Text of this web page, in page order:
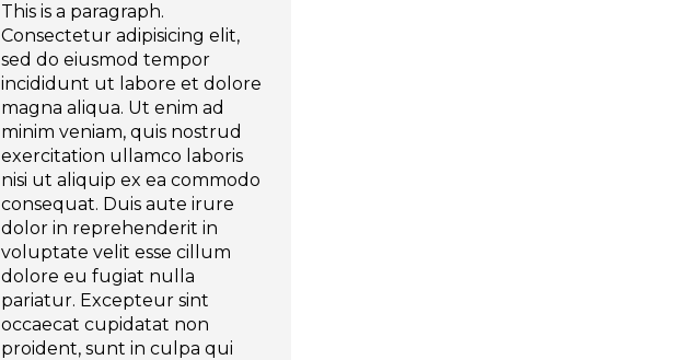
This is a paragraph.
Consectetur adipisicing elit,
sed do eiusmod tempor
incididunt ut labore et dolore
magna aliqua. Ut enim ad
minim veniam, quis nostrud
exercitation ullamco laboris
nisi ut aliquip ex ea commodo
consequat. Duis aute irure
dolor in reprehenderit in
voluptate velit esse cillum
dolore eu fugiat nulla
pariatur. Excepteur sint
occaecat cupidatat non
proident, sunt in culpa qui